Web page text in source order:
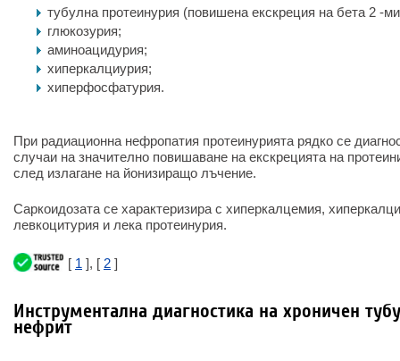
тубулна протеинурия (повишена екскреция на бета 2 -
глюкозурия;
аминоацидурия;
хиперкалциурия;
хиперфосфатурия.
При радиационна нефропатия протеинурията рядко се
случаи на значително повишаване на екскрецията на
след излагане на йонизиращо лъчение.
Саркоидозата се характеризира с хиперкалцемия,
левкоцитурия и лека протеинурия.
[ 1 ], [ 2 ]
Инструментална диагностика на хроничен
нефрит